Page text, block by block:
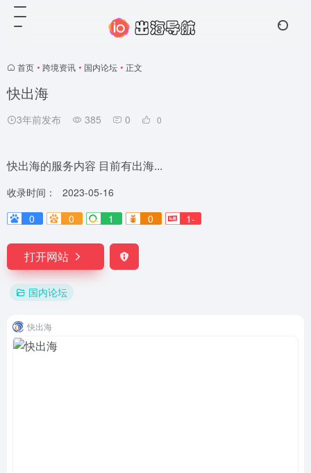
首页 • 跨境资讯 • 国内论坛 • 正文
快出海
3年前发布 385 0 0
快出海的服务内容 目前有出海...
收录时间：
2023-05-16
0
0 1 0 1-
打开网站
国内论坛
快出海